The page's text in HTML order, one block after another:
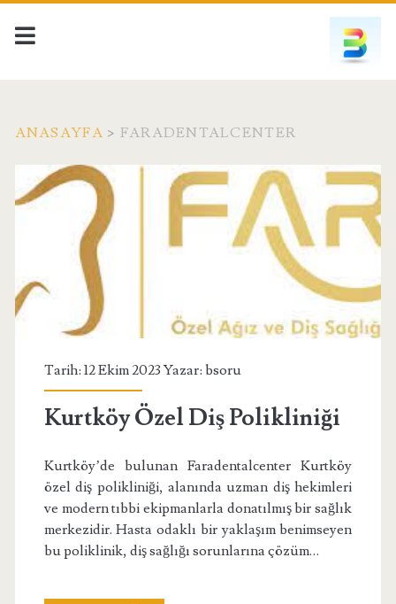
ANASAYFA > FARADENTALCENTER
Etiket:
Tarih: 12 Ekim 2023 Yazar: bsoru
Kurtköy Özel Diş Polikliniği
Kurtköy’de bulunan Faradentalcenter Kurtköy
özel diş polikliniği, alanında uzman diş hekimleri
ve modern tıbbi ekipmanlarla donatılmış bir sağlık
merkezidir. Hasta odaklı bir yaklaşım benimseyen
bu poliklinik, diş sağlığı sorunlarına çözüm…